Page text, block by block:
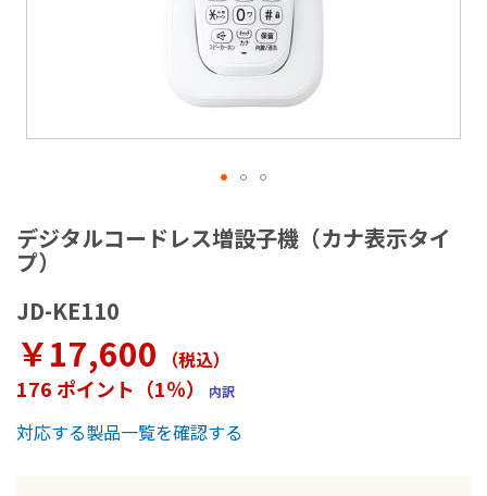
デジタルコードレス増設子機（カナ表示タイ
プ）
JD-KE110
￥17,600 （税込）
176 ポイント（1％） 内訳
対応する製品一覧を確認する
メ
ー
ジ
ャ
リ
ー
の
最
初